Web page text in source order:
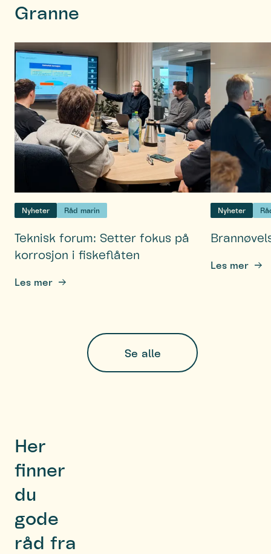
Granne
Nyheter Råd marin
Teknisk forum: Setter fokus på
korrosjon i fiskeflåten
Les mer
Nyheter
Les mer
Se alle
Her
finner
du
gode
råd fra